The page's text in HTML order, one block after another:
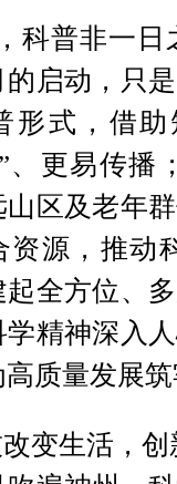
科普非一
的启动，只
形式，借
、更易传播
山区及老年
资源，推动
起全方位、
学精神深入
质量发展
改变生活，